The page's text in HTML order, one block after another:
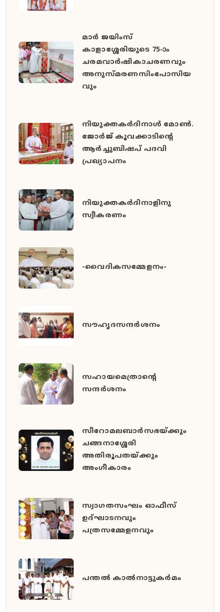
മാർ ജയിംസ്
കാളാശ്ശേരിയുടെ 75-ാം
ചരമവാർഷികാചരണവും
അനുസ്മരണസിംപോസിയ
വും
നിയുക്തകർദിനാൾ മോൺ.
ജോർജ് കൂവക്കാടിൻ്റെ
ആർച്ചുബിഷപ് പദവി
പ്രഖ്യാപനം
നിയുക്തകർദിനാളിനു
സ്വീകരണം
-വൈദികസമ്മേളനം-
സൗഹൃദസന്ദർശനം
സഹായമെത്രാന്റെ
സന്ദർശനം
സീറോമലബാർസഭയ്ക്കും
ചങ്ങനാശ്ശേരി
അതിരൂപതയ്ക്കും
അംഗീകാരം
സ്വാഗതസംഘം ഓഫീസ്
ഉദ്ഘാടനവും
പത്രസമ്മേളനവും
പന്തൽ കാൽനാട്ടുകർമം